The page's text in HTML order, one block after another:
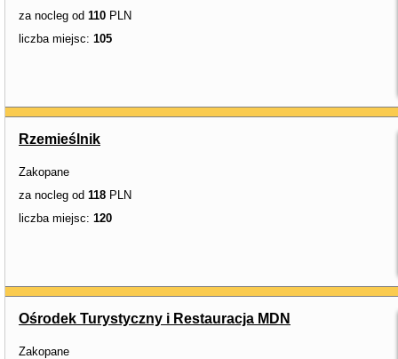
za nocleg od 110 PLN
liczba miejsc: 105
Rzemieślnik
Zakopane
za nocleg od 118 PLN
liczba miejsc: 120
Ośrodek Turystyczny i Restauracja MDN
Zakopane